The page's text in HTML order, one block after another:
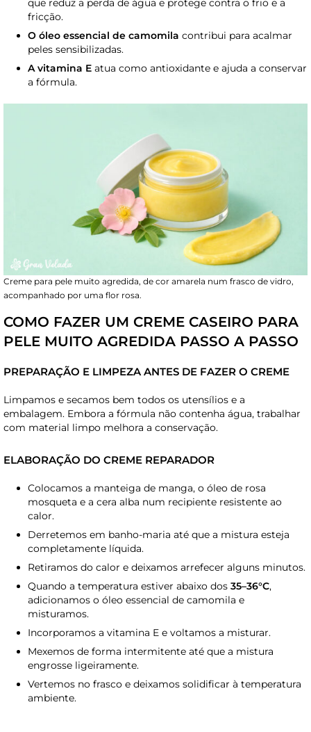
que reduz a perda de água e protege contra o frio e a
fricção.
O óleo essencial de camomila contribui para acalmar
peles sensibilizadas.
A vitamina E atua como antioxidante e ajuda a conservar
a fórmula.
Creme para pele muito agredida, de cor amarela num frasco de vidro,
acompanhado por uma flor rosa.
COMO FAZER UM CREME CASEIRO PARA
PELE MUITO AGREDIDA PASSO A PASSO
PREPARAÇÃO E LIMPEZA ANTES DE FAZER O CREME
Limpamos e secamos bem todos os utensílios e a
embalagem. Embora a fórmula não contenha água, trabalhar
com material limpo melhora a conservação.
ELABORAÇÃO DO CREME REPARADOR
Colocamos a manteiga de manga, o óleo de rosa
mosqueta e a cera alba num recipiente resistente ao
calor.
Derretemos em banho-maria até que a mistura esteja
completamente líquida.
Retiramos do calor e deixamos arrefecer alguns minutos.
Quando a temperatura estiver abaixo dos 35–36°C,
adicionamos o óleo essencial de camomila e
misturamos.
Incorporamos a vitamina E e voltamos a misturar.
Mexemos de forma intermitente até que a mistura
engrosse ligeiramente.
Vertemos no frasco e deixamos solidificar à temperatura
ambiente.